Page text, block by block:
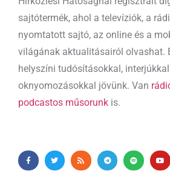
sajtótermék, ahol a televíziók, a
nyomtatott sajtó, az online és a
világának aktualitásairól olvashat.
helyszíni tudósításokkal,
oknyomozásokkal jövünk. Van
podcastos műsorunk is.